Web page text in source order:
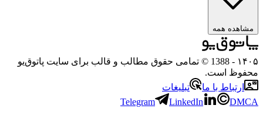
مشاهده همه
۱۴۰۵
- 1388 © تمامی حقوق مطالب و قالب برای سایت پاتوق‌یو
محفوظ است.
ارتباط با ما
تبلیغات
Telegram
LinkedIn DMCA